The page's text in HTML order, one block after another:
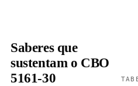
Saberes que
sustentam o CBO
5161-30